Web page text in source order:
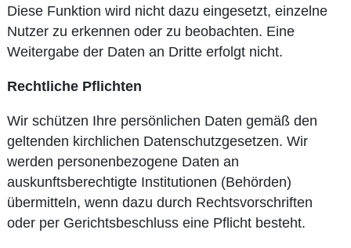
Diese Funktion wird nicht dazu eingesetzt, einzelne
Nutzer zu erkennen oder zu beobachten. Eine
Weitergabe der Daten an Dritte erfolgt nicht.
Rechtliche Pflichten
Wir schützen Ihre persönlichen Daten gemäß den
geltenden kirchlichen Datenschutzgesetzen. Wir
werden personenbezogene Daten an
auskunftsberechtigte Institutionen (Behörden)
übermitteln, wenn dazu durch Rechtsvorschriften
oder per Gerichtsbeschluss eine Pflicht besteht.